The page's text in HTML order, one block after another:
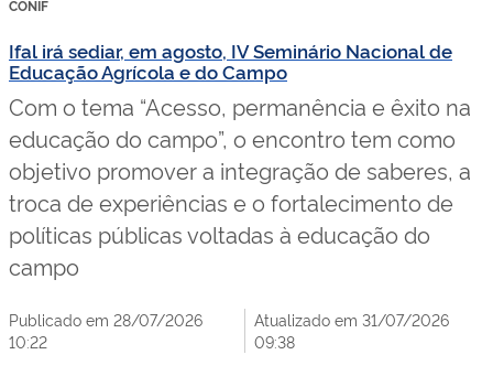
CONIF
Ifal irá sediar, em agosto, IV Seminário Nacional de
Educação Agrícola e do Campo
Com o tema “Acesso, permanência e êxito na
educação do campo”, o encontro tem como
objetivo promover a integração de saberes, a
troca de experiências e o fortalecimento de
políticas públicas voltadas à educação do
campo
Publicado em 28/07/2026
10:22
Atualizado em 31/07/2026
09:38